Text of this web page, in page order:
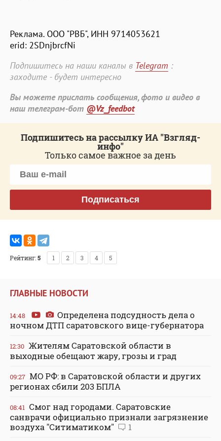
Реклама. ООО "РВБ", ИНН 9714053621
erid: 2SDnjbrcfNi
Подпишитесь на наши каналы в Telegram :
заходите - будет интересно
Вы можете прислать сообщения, фото и видео в
наш телеграм-бот @Vz_feedbot
Подпишитесь на рассылку ИА "Взгляд-
инфо"
Только самое важное за день
Подписаться
Рейтинг:5 1 2 3 4 5
ГЛАВНЫЕ НОВОСТИ
14:48
Определена подсудность дела о
ночном ДТП саратовского вице-губернатора
12:30 Жителям Саратовской области в
выходные обещают жару, грозы и град
09:27 МО РФ: в Саратовской области и других
регионах сбили 203 БПЛА
08:41 Смог над городами. Саратовские
санврачи официально признали загрязнение
воздуха "Ситиматиком"
1